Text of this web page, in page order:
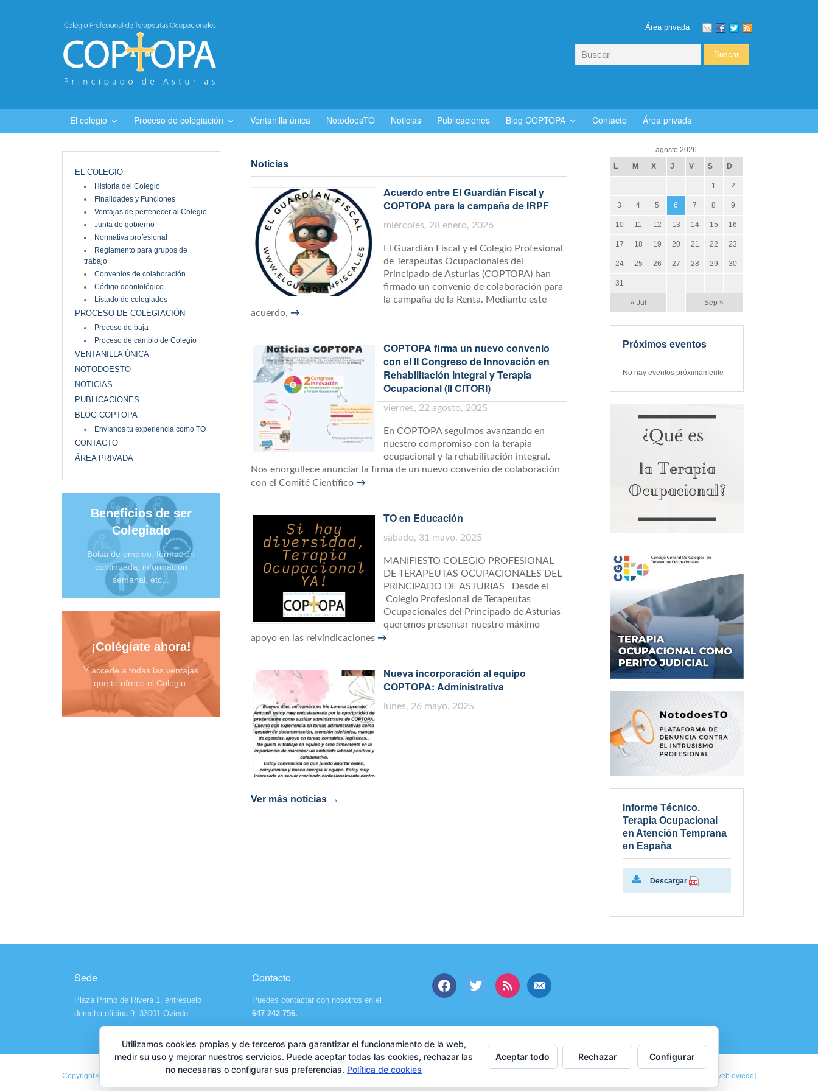
Área privada
El colegio Proceso de colegiación Ventanilla única NotodoesTO Noticias Publicaciones Blog COPTOPA Contacto Área privada
EL COLEGIO
Historia del Colegio
Finalidades y Funciones
Ventajas de pertenecer al Colegio
Junta de gobierno
Normativa profesional
Reglamento para grupos de
trabajo
Convenios de colaboración
Código deontológico
Listado de colegiados
PROCESO DE COLEGIACIÓN
Proceso de baja
Proceso de cambio de Colegio
VENTANILLA ÚNICA
NOTODOESTO
NOTICIAS
PUBLICACIONES
BLOG COPTOPA
Envíanos tu experiencia como TO
CONTACTO
ÁREA PRIVADA
Beneficios de ser
Colegiado
Bolsa de empleo, formación
continuada, información
semanal, etc...
¡Colégiate ahora!
Y accede a todas las ventajas
que te ofrece el Colegio.
Noticias
Acuerdo entre El Guardián Fiscal y
COPTOPA para la campaña de IRPF
miércoles, 28 enero, 2026
El Guardián Fiscal y el Colegio Profesional
de Terapeutas Ocupacionales del
Principado de Asturias (COPTOPA) han
firmado un convenio de colaboración para
la campaña de la Renta. Mediante este
acuerdo, →
COPTOPA firma un nuevo convenio
con el II Congreso de Innovación en
Rehabilitación Integral y Terapia
Ocupacional (II CITORI)
viernes, 22 agosto, 2025
En COPTOPA seguimos avanzando en
nuestro compromiso con la terapia
ocupacional y la rehabilitación integral.
Nos enorgullece anunciar la firma de un nuevo convenio de colaboración
con el Comité Científico →
TO en Educación
sábado, 31 mayo, 2025
MANIFIESTO COLEGIO PROFESIONAL
DE TERAPEUTAS OCUPACIONALES DEL
PRINCIPADO DE ASTURIAS Desde el
Colegio Profesional de Terapeutas
Ocupacionales del Principado de Asturias
queremos presentar nuestro máximo
apoyo en las reivindicaciones →
Nueva incorporación al equipo
COPTOPA: Administrativa
lunes, 26 mayo, 2025
Ver más noticias →
agosto 2026
L
M X J V S D
1 2
3 4 5 6 7 8 9
10 11 12 13 14 15 16
17 18 19 20 21 22 23
24 25 26 27 28 29 30
31
« Jul Sep »
Próximos eventos
No hay eventos próximamente
Informe Técnico.
Terapia Ocupacional
en Atención Temprana
en España
Descargar
Sede
Plaza Primo de Rivera 1, entresuelo
derecha oficina 9, 33001 Oviedo.
Contacto
Puedes contactar con nosotros en el
647 242 756.
facebook twitter feed
email-
alt
[diseño web oviedo]
Copyright © 2026 COPTOPA. Todos los derechos reservados · Aviso Legal · Privacidad y Cookies
Utilizamos cookies propias y de terceros para garantizar el funcionamiento de la web,
medir su uso y mejorar nuestros servicios. Puede aceptar todas las cookies, rechazar las
no necesarias o configurar sus preferencias. Política de cookies
Aceptar todo Rechazar Configurar